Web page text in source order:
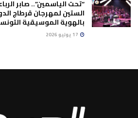
“تحت الياسمين”.. صابر
الستين لمهرجان قرطاج
بالهوية الموسيقية